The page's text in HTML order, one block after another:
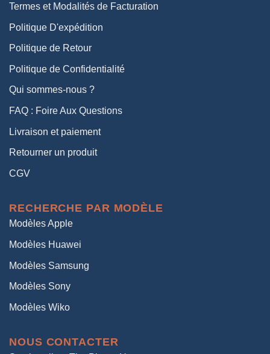
Termes et Modalités de Facturation
Politique D'expédition
Politique de Retour
Politique de Confidentialité
Qui sommes-nous ?
FAQ : Foire Aux Questions
Livraison et paiement
Retourner un produit
CGV
RECHERCHE PAR MODÈLE
Modèles Apple
Modèles Huawei
Modèles Samsung
Modèles Sony
Modèles Wiko
NOUS CONTACTER